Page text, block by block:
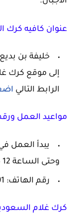
عنوان كافيه كرك
خليفة بن
إلى موقع كرك
الرابط التالي
مواعيد العمل
وحتى الساعة 12 ص.
رقم الهاتف: 966112360691.
كرك غلام